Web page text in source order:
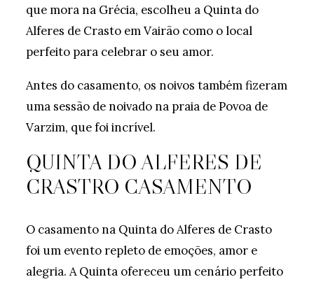
que mora na Grécia, escolheu a Quinta do
Alferes de Crasto em Vairão como o local
perfeito para celebrar o seu amor.
Antes do casamento, os noivos também fizeram
uma sessão de noivado na praia de Povoa de
Varzim, que foi incrível.
QUINTA DO ALFERES DE
CRASTRO CASAMENTO
O casamento na Quinta do Alferes de Crasto
foi um evento repleto de emoções, amor e
alegria. A Quinta ofereceu um cenário perfeito